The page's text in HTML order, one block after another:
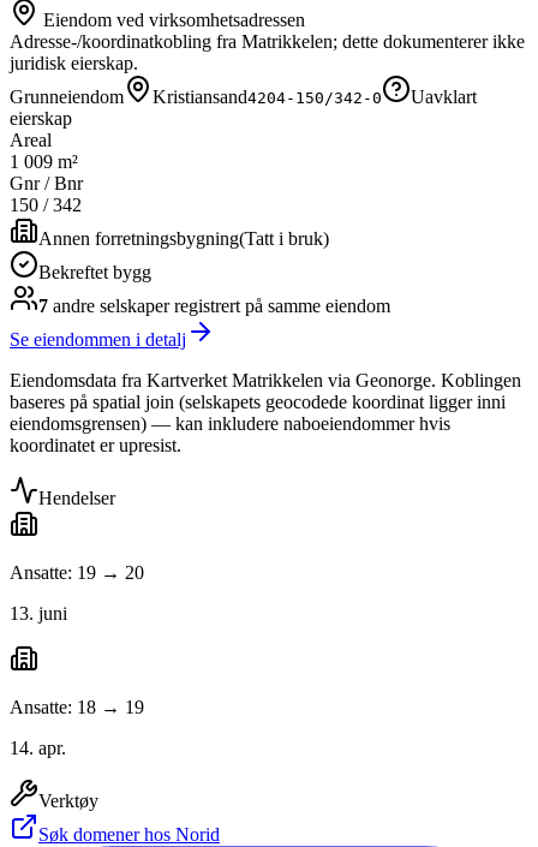
Eiendom ved virksomhetsadressen
Adresse-/koordinatkobling fra Matrikkelen; dette dokumenterer ikke
juridisk eierskap.
Grunneiendom
Kristiansand4204-150/342-0
Uavklart
eierskap
Areal
1 009 m²
Gnr / Bnr
150 /342
Annen forretningsbygning(Tatt i bruk)
Bekreftet bygg
7 andre selskaperregistrert på samme eiendom
Se eiendommen i detalj
Eiendomsdata fra Kartverket Matrikkelen via Geonorge. Koblingen
baseres på spatial join (selskapets geocodede koordinat ligger inni
eiendomsgrensen) — kan inkludere naboeiendommer hvis
koordinatet er upresist.
Hendelser
Ansatte: 19 → 20
13. juni
Ansatte: 18 → 19
14. apr.
Verktøy
Søk domener hos Norid